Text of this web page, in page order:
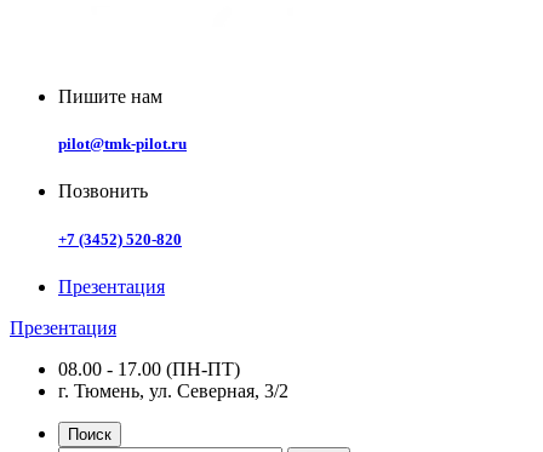
Пишите нам
pilot@tmk-pilot.ru
Позвонить
+7 (3452) 520-820
Презентация
Презентация
08.00 - 17.00 (ПН-ПТ)
г. Тюмень, ул. Северная, 3/2
Поиск